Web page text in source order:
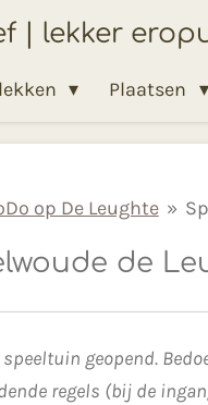
| lekker
Plaatsen
op De Leughte »
de
geopend.
regels (bij de